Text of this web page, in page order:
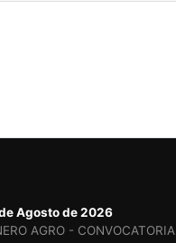
Agosto de 2026
AGRO - CONVOCATORIA